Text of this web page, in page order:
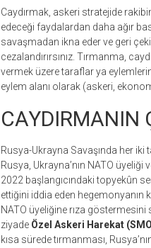
Caydırmak, askeri stratejide
edeceği faydalardan daha ağır
savaşmadan ikna eder ve geri
cezalandırırsınız. Tırmanma,
vermek üzere taraflar ya
eylem alanı olarak (askeri,
CAYDIRMANIN
Rusya-Ukrayna Savaşında her
Rusya, Ukrayna’nın NATO üyeliği
2022 başlangıcındaki topyekûn
ettiğini iddia eden hegemonyanın
NATO üyeliğine rıza
ziyade Özel Askeri Harekat
kısa sürede tırmanması,